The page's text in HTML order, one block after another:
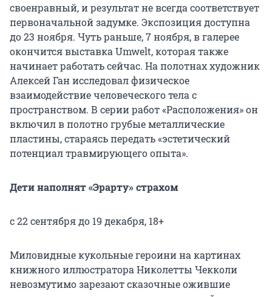
своенравный, и результат не всегда соответствует
первоначальной задумке. Экспозиция доступна
до 23 ноября. Чуть раньше, 7 ноября, в галерее
окончится выставка Umwelt, которая также
начинает работать сейчас. На полотнах художник
Алексей Ган исследовал физическое
взаимодействие человеческого тела с
пространством. В серии работ «Расположения» он
включил в полотно грубые металлические
пластины, стараясь передать «эстетический
потенциал травмирующего опыта».
Дети наполнят «Эрарту» страхом
с 22 сентября до 19 декабря, 18+
Миловидные кукольные героини на картинах
книжного иллюстратора Николетты Чекколи
невозмутимо зарезают сказочные ожившие